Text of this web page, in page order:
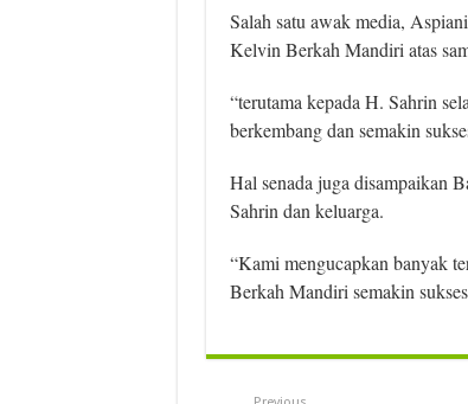
Salah satu awak media,
Kelvin Berkah Mandiri atas
“terutama kepada H. Sahrin
berkembang dan semakin
Hal senada juga disampaikan
Sahrin dan keluarga.
“Kami mengucapkan banyak
Berkah Mandiri semakin